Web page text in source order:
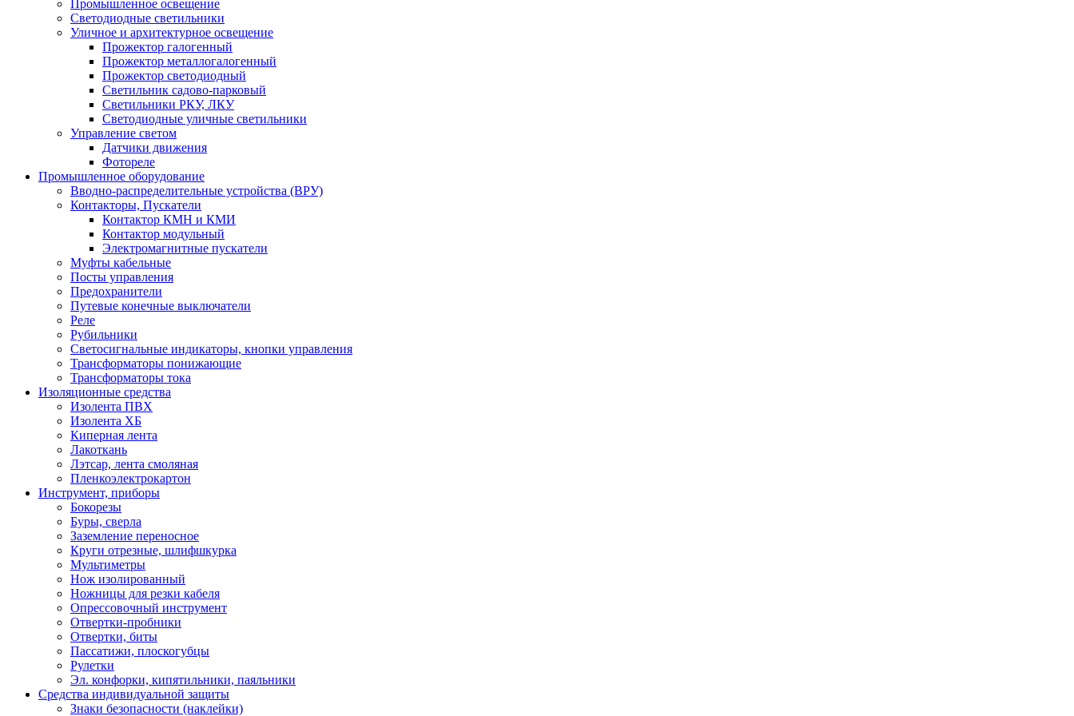
Промышленное освещение
Светодиодные светильники
Уличное и архитектурное освещение
Прожектор галогенный
Прожектор металлогалогенный
Прожектор светодиодный
Светильник садово-парковый
Светильники РКУ, ЛКУ
Светодиодные уличные светильники
Управление светом
Датчики движения
Фотореле
Промышленное оборудование
Вводно-распределительные устройства (ВРУ)
Контакторы, Пускатели
Контактор КМН и КМИ
Контактор модульный
Электромагнитные пускатели
Муфты кабельные
Посты управления
Предохранители
Путевые конечные выключатели
Реле
Рубильники
Светосигнальные индикаторы, кнопки управления
Трансформаторы понижающие
Трансформаторы тока
Изоляционные средства
Изолента ПВХ
Изолента ХБ
Киперная лента
Лакоткань
Лэтсар, лента смоляная
Пленкоэлектрокартон
Инструмент, приборы
Бокорезы
Буры, сверла
Заземление переносное
Круги отрезные, шлифшкурка
Мультиметры
Нож изолированный
Ножницы для резки кабеля
Опрессовочный инструмент
Отвертки-пробники
Отвертки, биты
Пассатижи, плоскогубцы
Рулетки
Эл. конфорки, кипятильники, паяльники
Средства индивидуальной защиты
Знаки безопасности (наклейки)